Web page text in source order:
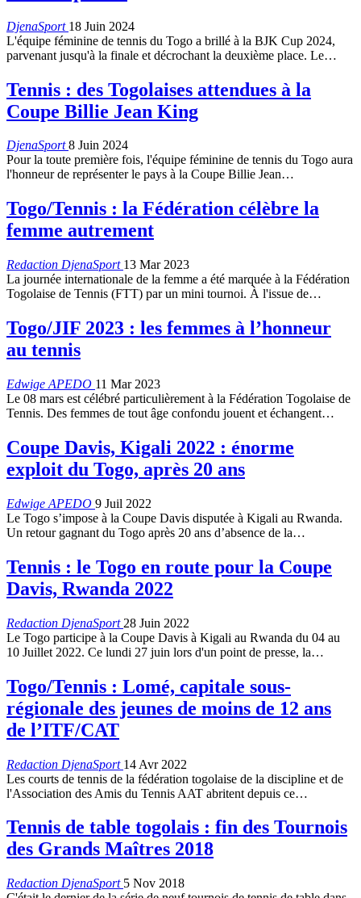
DjenaSport 18 Juin 2024
L'équipe féminine de tennis du Togo a brillé à la BJK Cup 2024,
parvenant jusqu'à la finale et décrochant la deuxième place. Le…
Tennis : des Togolaises attendues à la
Coupe Billie Jean King
DjenaSport8 Juin 2024
Pour la toute première fois, l'équipe féminine de tennis du Togo aura
l'honneur de représenter le pays à la Coupe Billie Jean…
Togo/Tennis : la Fédération célèbre la
femme autrement
Redaction DjenaSport 13 Mar 2023
La journée internationale de la femme a été marquée à la Fédération
Togolaise de Tennis (FTT) par un mini tournoi. À l'issue de…
Togo/JIF 2023 : les femmes à l’honneur
au tennis
Edwige APEDO 11 Mar 2023
Le 08 mars est célébré particulièrement à la Fédération Togolaise de
Tennis. Des femmes de tout âge confondu jouent et échangent…
Coupe Davis, Kigali 2022 : énorme
exploit du Togo, après 20 ans
Edwige APEDO 9 Juil 2022
Le Togo s’impose à la Coupe Davis disputée à Kigali au Rwanda.
Un retour gagnant du Togo après 20 ans d’absence de la…
Tennis : le Togo en route pour la Coupe
Davis, Rwanda 2022
Redaction DjenaSport 28 Juin 2022
Le Togo participe à la Coupe Davis à Kigali au Rwanda du 04 au
10 Juillet 2022. Ce lundi 27 juin lors d'un point de presse, la…
Togo/Tennis : Lomé, capitale sous-
régionale des jeunes de moins de 12 ans
de l’ITF/CAT
Redaction DjenaSport 14 Avr 2022
Les courts de tennis de la fédération togolaise de la discipline et de
l'Association des Amis du Tennis AAT abritent depuis ce…
Tennis de table togolais : fin des Tournois
des Grands Maîtres 2018
Redaction DjenaSport 5 Nov 2018